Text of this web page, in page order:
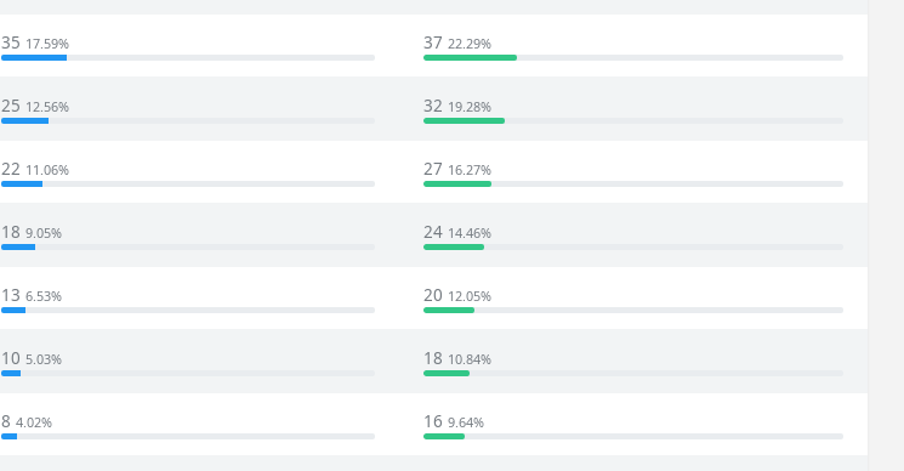
35 17.59% 3722.29%
25 12.56% 32 19.28%
22 11.06% 27 16.27%
189.05% 24 14.46%
136.53% 20 12.05%
105.03% 18 10.84%
84.02% 169.64%